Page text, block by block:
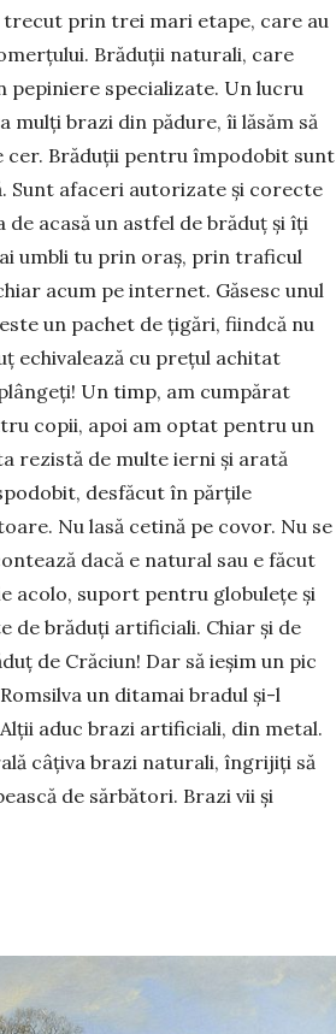
trecut prin trei mari etape, care au
Brăduții naturali, care
pepiniere specializate. Un lucru
mulți brazi din pădure, îi lăsăm să
cer. Brăduții pentru împodobit sunt
Sunt afaceri autorizate și corecte
acasă un astfel de brăduț și îți
umbli tu prin oraș, prin traficul
acum pe internet. Găsesc unul
un pachet de țigări, fiindcă nu
echivalează cu prețul achitat
Un timp, am cumpărat
copii, apoi am optat pentru un
rezistă de multe ierni și arată
desfăcut în părțile
Nu lasă cetină pe covor. Nu se
dacă e natural sau e făcut
acolo, suport pentru globulețe și
de brăduți artificiali. Chiar și de
de Crăciun! Dar să ieșim un pic
un ditamai bradul și-l
aduc brazi artificiali, din metal.
câțiva brazi naturali, îngrijiți să
de sărbători. Brazi vii și